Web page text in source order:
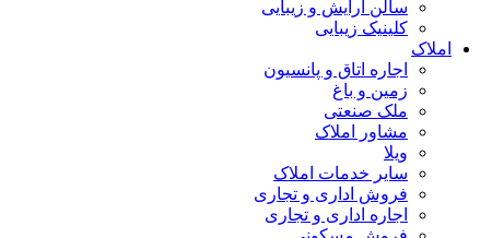
سالن آرایش و زیبایی
کلینیک زیبایی
املاک
اجاره اتاق و پانسیون
زمین و باغ
ملک صنعتی
مشاور املاک
ویلا
سایر خدمات املاک
فروش اداری و تجاری
اجاره اداری و تجاری